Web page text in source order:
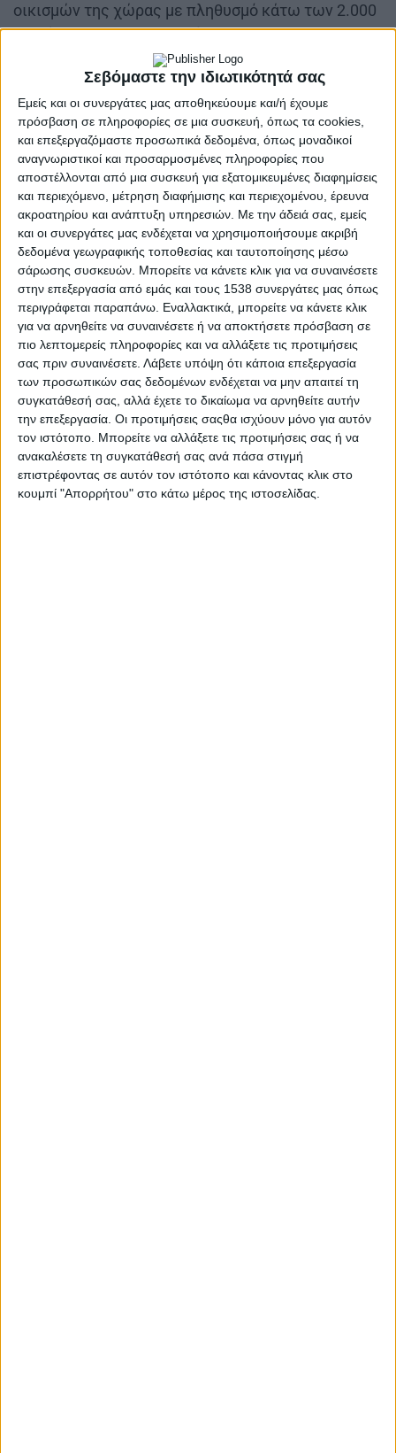
Σεβόμαστε την ιδιωτικότητά σας
Εμείς και οι συνεργάτες μας αποθηκεύουμε και/ή έχουμε
πρόσβαση σε πληροφορίες σε μια συσκευή, όπως τα cookies,
και επεξεργαζόμαστε προσωπικά δεδομένα, όπως μοναδικοί
αναγνωριστικοί και προσαρμοσμένες πληροφορίες που
αποστέλλονται από μια συσκευή για εξατομικευμένες διαφημίσεις
και περιεχόμενο, μέτρηση διαφήμισης και περιεχομένου, έρευνα
ακροατηρίου και ανάπτυξη υπηρεσιών. Με την άδειά σας, εμείς
και οι συνεργάτες μας ενδέχεται να χρησιμοποιήσουμε ακριβή
δεδομένα γεωγραφικής τοποθεσίας και ταυτοποίησης μέσω
σάρωσης συσκευών. Μπορείτε να κάνετε κλικ για να συναινέσετε
στην επεξεργασία από εμάς και τους 1538 συνεργάτες μας όπως
περιγράφεται παραπάνω. Εναλλακτικά, μπορείτε να κάνετε κλικ
για να αρνηθείτε να συναινέσετε ή να αποκτήσετε πρόσβαση σε
πιο λεπτομερείς πληροφορίες και να αλλάξετε τις προτιμήσεις
σας πριν συναινέσετε. Λάβετε υπόψη ότι κάποια επεξεργασία
των προσωπικών σας δεδομένων ενδέχεται να μην απαιτεί τη
συγκατάθεσή σας, αλλά έχετε το δικαίωμα να αρνηθείτε αυτήν
την επεξεργασία. Οι προτιμήσεις σαςθα ισχύουν μόνο για αυτόν
τον ιστότοπο. Μπορείτε να αλλάξετε τις προτιμήσεις σας ή να
ανακαλέσετε τη συγκατάθεσή σας ανά πάσα στιγμή
επιστρέφοντας σε αυτόν τον ιστότοπο και κάνοντας κλικ στο
κουμπί "Απορρήτου" στο κάτω μέρος της ιστοσελίδας.
οικισμών της χώρας με πληθυσμό κάτω των 2.000
κατοίκων, περιλαμβανομένων και των
προϋφιστάμενων του 1923, καθώς και στον
καθορισμό χρήσεων γης και γενικών όρων και
περιορισμών δόμησης.
Στη σύσκεψη, τα μέλη της Επιτροπής θα
επεξεργαστούν τα άρθρα του Διατάγματος, με
στόχο την ενημέρωση των μελών και των πολιτών
για τις επερχόμενες αλλαγές στη χωροταξία και
πολεοδομία των μικρών οικισμών.
Ως γνωστόν το Προεδρικό Διάταγμα
194/2025 εισάγει σημαντικές αλλαγές,
όπως:
Οριοθέτηση Οικισμών: Καθορίζονται τα
κριτήρια και οι διαδικασίες για την
οριοθέτηση των οικισμών με πληθυσμό
κάτω των 2.000 κατοίκων, περιλαμβάνοντας
και τους προϋφιστάμενους του 1923 .
Χρήσεις Γης και Όροι Δόμησης: Καθορίζονται
οι επιτρεπόμενες χρήσεις γης και οι γενικοί
όροι και περιορισμοί δόμησης για τους εν